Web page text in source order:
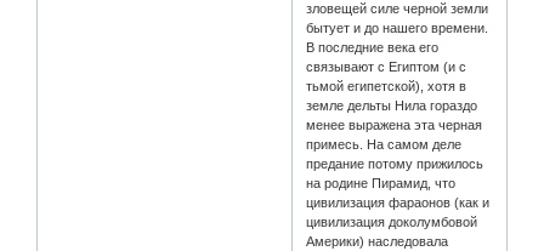
зловещей силе черной земли
бытует и до нашего времени.
В последние века его
связывают с Египтом (и с
тьмой египетской), хотя в
земле дельты Нила гораздо
менее выражена эта черная
примесь. На самом деле
предание потому прижилось
на родине Пирамид, что
цивилизация фараонов (как и
цивилизация доколумбовой
Америки) наследовала